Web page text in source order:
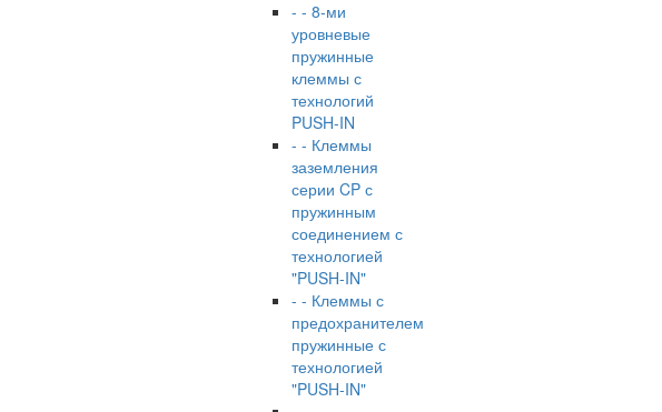
- - 8-ми
уровневые
пружинные
клеммы с
технологий
PUSH-IN
- - Клеммы
заземления
серии CP с
пружинным
соединением с
технологией
"PUSH-IN"
- - Клеммы с
предохранителем
пружинные с
технологией
"PUSH-IN"